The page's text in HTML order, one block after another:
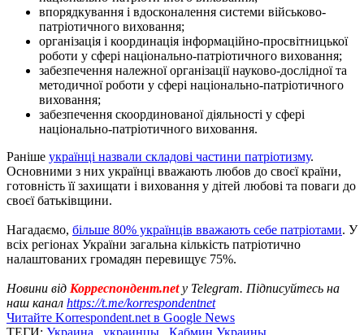
впорядкування і вдосконалення системи військово-
патріотичного виховання;
організація і координація інформаційно-просвітницької
роботи у сфері національно-патріотичного виховання;
забезпечення належної організації науково-дослідної та
методичної роботи у сфері національно-патріотичного
виховання;
забезпечення скоординованої діяльності у сфері
національно-патріотичного виховання.
Раніше українці назвали складові частини патріотизму.
Основними з них українці вважають любов до своєї країни,
готовність її захищати і виховання у дітей любові та поваги до
своєї батьківщини.
Нагадаємо, більше 80% українців вважають себе патріотами. У
всіх регіонах України загальна кількість патріотично
налаштованих громадян перевищує 75%.
Новини від Корреспондент.netу Telegram. Підписуйтесь на
наш канал https://t.me/korrespondentnet
Читайте Korrespondent.net в Google News
ТЕГИ: Украина украинцы Кабмин Украины